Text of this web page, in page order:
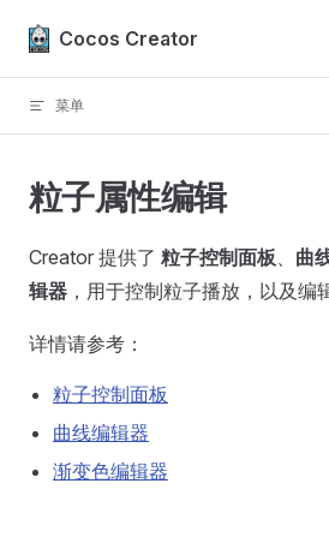
Skip to content
Cocos Creator
菜单
粒子属性编辑
Creator 提供了 粒子控制面板、 曲
辑器 ，用于控制粒子播放，以及编
详情请参考：
粒子控制面板
曲线编辑器
渐变色编辑器